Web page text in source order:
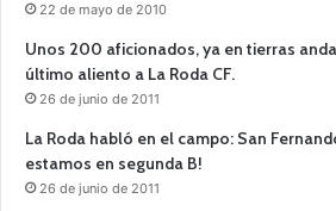
22 de mayo de 2010
Unos 200 aficionados, ya en tierras
último aliento a La Roda CF.
26 de junio de 2011
La Roda habló en el campo: San
estamos en segunda B!
26 de junio de 2011